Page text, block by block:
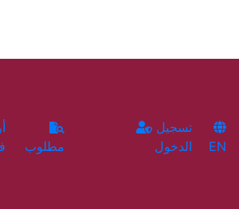
مطلوب
الدخول
EN